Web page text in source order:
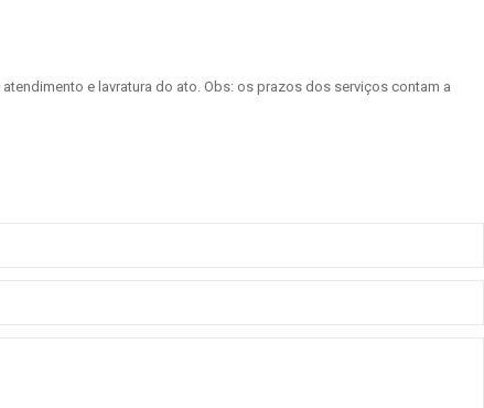
e lavratura do ato. Obs: os prazos dos serviços contam a